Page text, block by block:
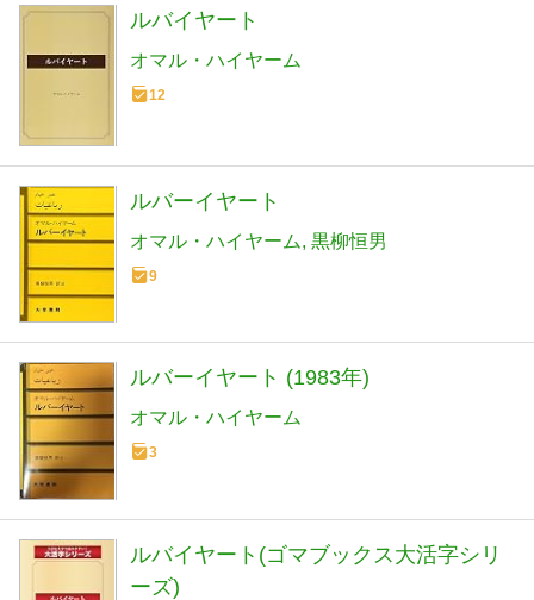
ルバイヤート
オマル・ハイヤーム
12
ルバーイヤート
オマル・ハイヤーム 黒柳恒男
9
ルバーイヤート (1983年)
オマル・ハイヤーム
3
ルバイヤート(ゴマブックス大活字シリ
ーズ)